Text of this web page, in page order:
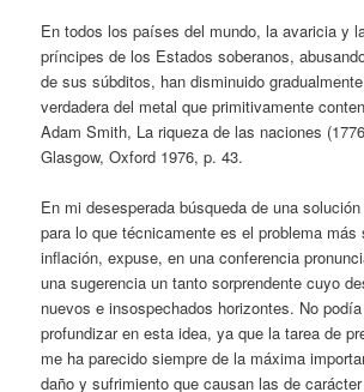
En todos los países del mundo, la avaricia y
príncipes de los Estados soberanos,
de sus súbditos, han disminuido
verdadera del metal que primitivamente
Adam Smith, La riqueza de las naciones
Glasgow, Oxford 1976, p. 43.
En mi desesperada búsqueda de una
para lo que técnicamente es el problema
inflación, expuse, en una conferencia
una sugerencia un tanto sorprendente cuyo
nuevos e insospechados horizontes. No
profundizar en esta idea, ya que la tarea de
me ha parecido siempre de la máxima
daño y sufrimiento que causan las de